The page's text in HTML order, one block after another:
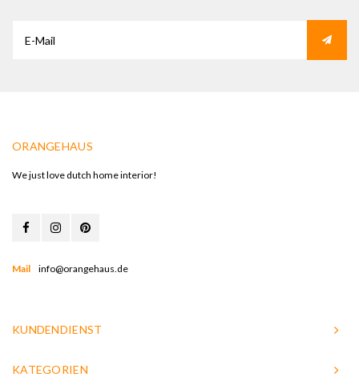
ORANGEHAUS
We just love dutch home interior!
Mail info@orangehaus.de
KUNDENDIENST
KATEGORIEN